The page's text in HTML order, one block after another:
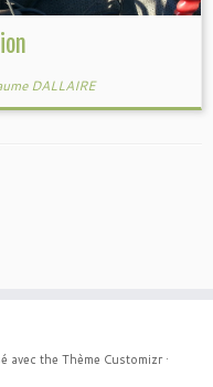
DALLAIRE
avec the Thème Customizr·